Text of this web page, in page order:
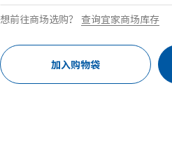
想前往商场选购？ 查询宜家商场库存
加入购物袋